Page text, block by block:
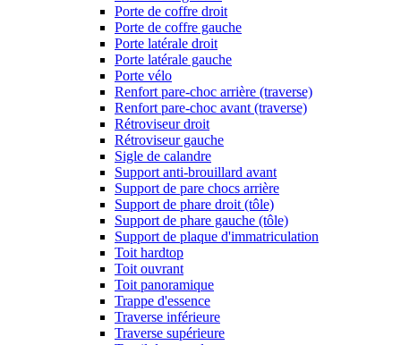
Porte de coffre droit
Porte de coffre gauche
Porte latérale droit
Porte latérale gauche
Porte vélo
Renfort pare-choc arrière (traverse)
Renfort pare-choc avant (traverse)
Rétroviseur droit
Rétroviseur gauche
Sigle de calandre
Support anti-brouillard avant
Support de pare chocs arrière
Support de phare droit (tôle)
Support de phare gauche (tôle)
Support de plaque d'immatriculation
Toit hardtop
Toit ouvrant
Toit panoramique
Trappe d'essence
Traverse inférieure
Traverse supérieure